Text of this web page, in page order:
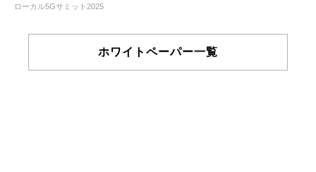
ローカル5Gサミット2025
ホワイトペーパー一覧